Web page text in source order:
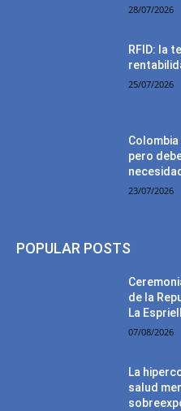
28/07/2026
RFID: la
25/07/2026
pero
23/07/2026
POPULAR POSTS
de la
La
07/08/2026
La
salud